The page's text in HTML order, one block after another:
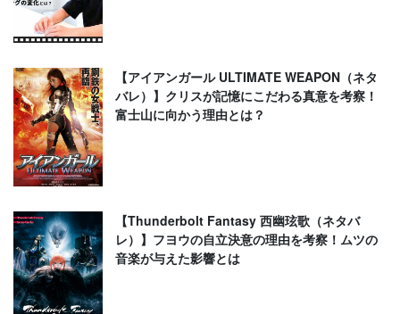
【アイアンガール ULTIMATE WEAPON（ネタ
バレ）】クリスが記憶にこだわる真意を考察！
富士山に向かう理由とは？
【Thunderbolt Fantasy 西幽玹歌（ネタバ
レ）】フヨウの自立決意の理由を考察！ムツの
音楽が与えた影響とは